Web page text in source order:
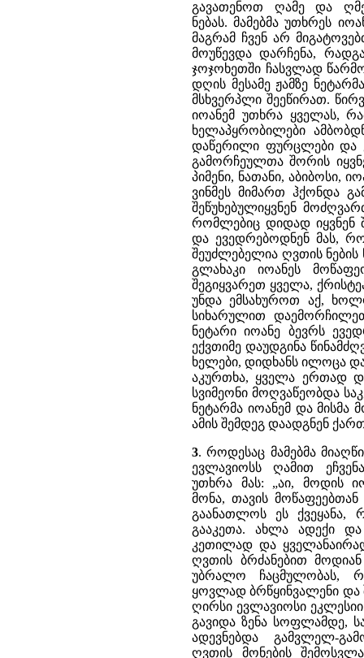
გავათენოთ ღამე და
ნებას. მამებმა უთხრეს
მაგრამ ჩვენ არ
მოუწევდა დარჩენა,
ჯოჯოხეთში ჩასვლად
დღის მესამე ჟამზე
მსხვერპლი შეეწირათ.
იოანემ უთხრა ყველას,
ხელაპყრობილები
დაწერილი ფურცლები და
გამორჩეულთა შორის
პიმენი, ნათანი, აბიბოსი,
ვინმეს მიმართ ჰქონდა
შეწუხებულიყვნენ
რომლებიც დიდად იყვნენ
და ევედრებოდნენ მას,
შეუძლებელია ღვთის
გლახაკი იოანეს
შეგიყვარეთ ყველა,
უნდა ემსახუროთ აქ,
სიხარულით
ნეტარი იოანე ბევრს
ექვთიმე დაუდგინა
ხელები, დიდხანს ილოცა
აკურთხა, ყველა ერთად
სვიმეონი მოღვაწეობდა
ნეტარმა იოანემ და მისმა
ამის შემდეგ დაადგნენ
3. როდესაც მამებმა
ევლავიოსს ღამით
უთხრა მას: „აი, მოდის
მონა, თავის
გაანათლოს ეს
გააკეთა. ახლა ადექი
კეთილად და
ღვთის ბრძანებით
უბრალო ჩაცმულობას,
ყოვლად ბრწყინვალენი და
ღირსი ევლავიოსი
გავიდა ზენა სოფლამდე,
ადევნებდა გამვლელ-
ღვთის მონების